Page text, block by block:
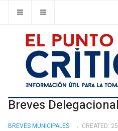
Breves
BREVES MUNICIPALES CREATED: